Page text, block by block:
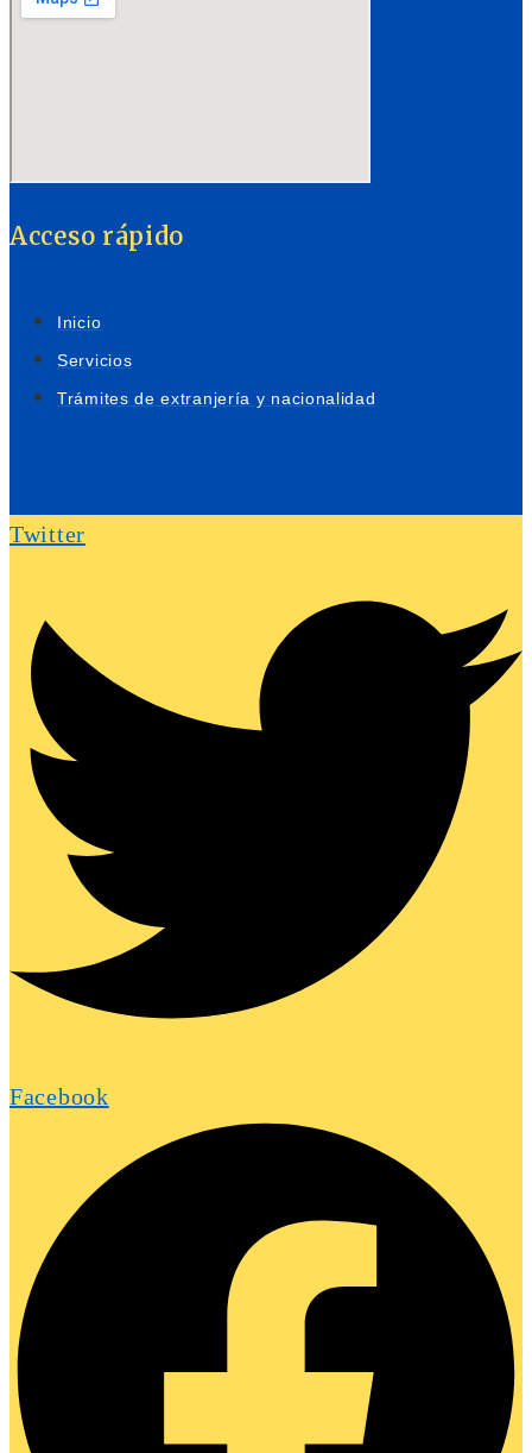
Acceso rápido
Inicio
Servicios
Trámites de extranjería y nacionalidad
Twitter
Facebook